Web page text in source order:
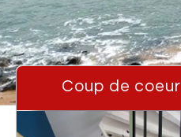
Coup de coeur